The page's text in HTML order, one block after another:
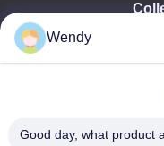
Wendy
Good day, what product